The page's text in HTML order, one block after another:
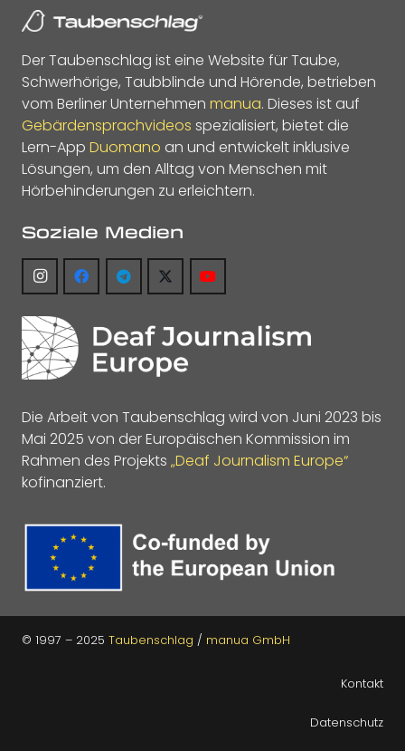
Der Taubenschlag ist eine Website für Taube,
Schwerhörige, Taubblinde und Hörende, betrieben
vom Berliner Unternehmen manua. Dieses ist auf
Gebärdensprachvideos spezialisiert, bietet die
Lern-App Duomano an und entwickelt inklusive
Lösungen, um den Alltag von Menschen mit
Hörbehinderungen zu erleichtern.
Soziale Medien
Die Arbeit von Taubenschlag wird von Juni 2023 bis
Mai 2025 von der Europäischen Kommission im
Rahmen des Projekts „Deaf Journalism Europe“
kofinanziert.
© 1997 – 2025 Taubenschlag / manua GmbH
Kontakt
Datenschutz